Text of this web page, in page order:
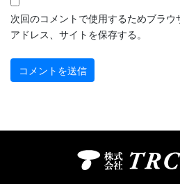
次回のコメントで使用するためブラ
アドレス、サイトを保存する。